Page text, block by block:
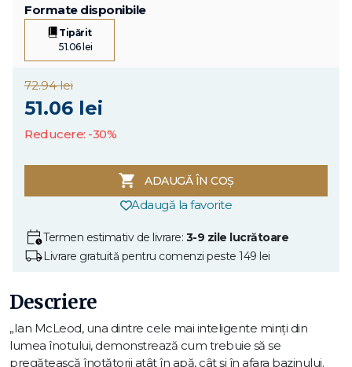
Formate disponibile
Tipărit
51.06 lei
72.94 lei
51.06 lei
Reducere: -30%
ADAUGĂ ÎN COȘ
Adaugă la favorite
Termen estimativ de livrare: 3-9 zile lucrătoare
Livrare gratuită pentru comenzi peste 149 lei
Descriere
„Ian McLeod, una dintre cele mai inteligente minți din
lumea înotului, demonstrează cum trebuie să se
pregătească înotătorii atât în apă, cât și în afara bazinului.